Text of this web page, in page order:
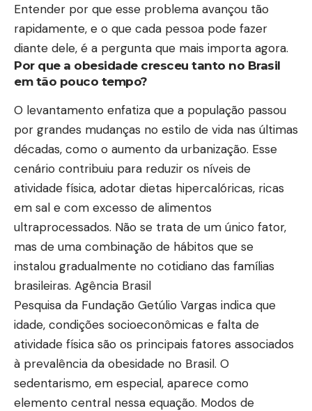
Entender por que esse problema avançou tão
rapidamente, e o que cada pessoa pode fazer
diante dele, é a pergunta que mais importa agora.
Por que a obesidade cresceu tanto no Brasil
em tão pouco tempo?
O levantamento enfatiza que a população passou
por grandes mudanças no estilo de vida nas últimas
décadas, como o aumento da urbanização. Esse
cenário contribuiu para reduzir os níveis de
atividade física, adotar dietas hipercalóricas, ricas
em sal e com excesso de alimentos
ultraprocessados. Não se trata de um único fator,
mas de uma combinação de hábitos que se
instalou gradualmente no cotidiano das famílias
brasileiras. Agência Brasil
Pesquisa da Fundação Getúlio Vargas indica que
idade, condições socioeconômicas e falta de
atividade física são os principais fatores associados
à prevalência da obesidade no Brasil. O
sedentarismo, em especial, aparece como
elemento central nessa equação. Modos de